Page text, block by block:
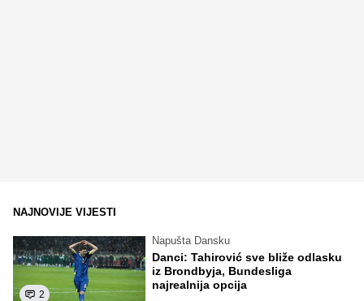
NAJNOVIJE VIJESTI
2
Napušta Dansku
Danci: Tahirović sve bliže odlasku
iz Brondbyja, Bundesliga
najrealnija opcija